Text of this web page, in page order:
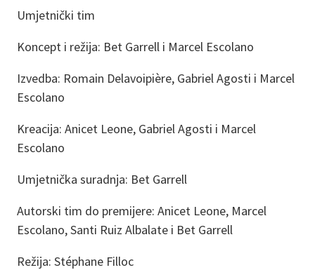
Umjetnički tim
Koncept i režija: Bet Garrell i Marcel Escolano
Izvedba: Romain Delavoipière, Gabriel Agosti i Marcel
Escolano
Kreacija: Anicet Leone, Gabriel Agosti i Marcel
Escolano
Umjetnička suradnja: Bet Garrell
Autorski tim do premijere: Anicet Leone, Marcel
Escolano, Santi Ruiz Albalate i Bet Garrell
Režija: Stéphane Filloc